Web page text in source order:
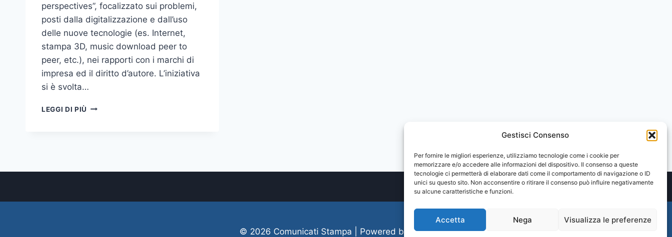
Gestisci Consenso
Per fornire le migliori esperienze, utilizziamo tecnologie come i cookie per
memorizzare e/o accedere alle informazioni del dispositivo. Il consenso a queste
tecnologie ci permetterà di elaborare dati come il comportamento di navigazione o ID
unici su questo sito. Non acconsentire o ritirare il consenso può influire negativamente
su alcune caratteristiche e funzioni.
Accetta Nega Visualizza le preferenze
perspectives”, focalizzato sui problemi,
posti dalla digitalizzazione e dall’uso
delle nuove tecnologie (es. Internet,
stampa 3D, music download peer to
peer, etc.), nei rapporti con i marchi di
impresa ed il diritto d’autore. L’iniziativa
si è svolta…
LEGGI DI PIÙ THE
APPLICATO
© 2026 Comunicati Stampa | Powered by CIAM